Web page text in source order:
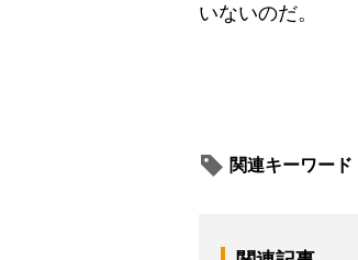
いないのだ。
関連キーワード